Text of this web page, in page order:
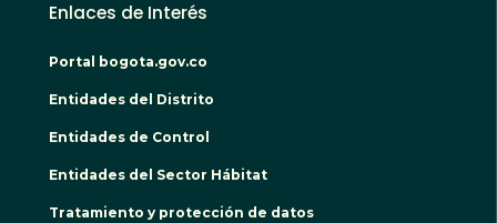
Enlaces de Interés
Portal bogota.gov.co
Entidades del Distrito
Entidades de Control
Entidades del Sector Hábitat
Tratamiento y protección de datos